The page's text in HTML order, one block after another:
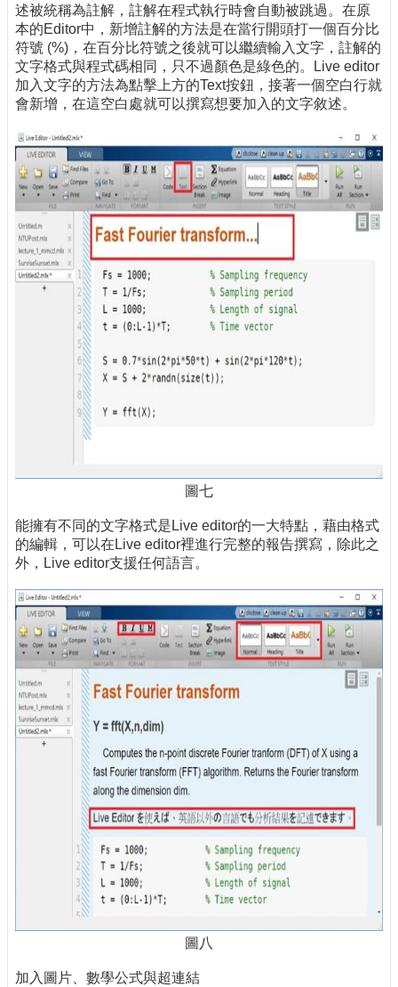
述被統稱為註解，註解在程式執行時會自動被跳過。在原
本的Editor中，新增註解的方法是在當行開頭打一個百分比
符號 (%)，在百分比符號之後就可以繼續輸入文字，註解的
文字格式與程式碼相同，只不過顏色是綠色的。Live editor
加入文字的方法為點擊上方的Text按鈕，接著一個空白行就
會新增，在這空白處就可以撰寫想要加入的文字敘述。
圖七
能擁有不同的文字格式是Live editor的一大特點，藉由格式
的編輯，可以在Live editor裡進行完整的報告撰寫，除此之
外，Live editor支援任何語言。
圖八
加入圖片、數學公式與超連結